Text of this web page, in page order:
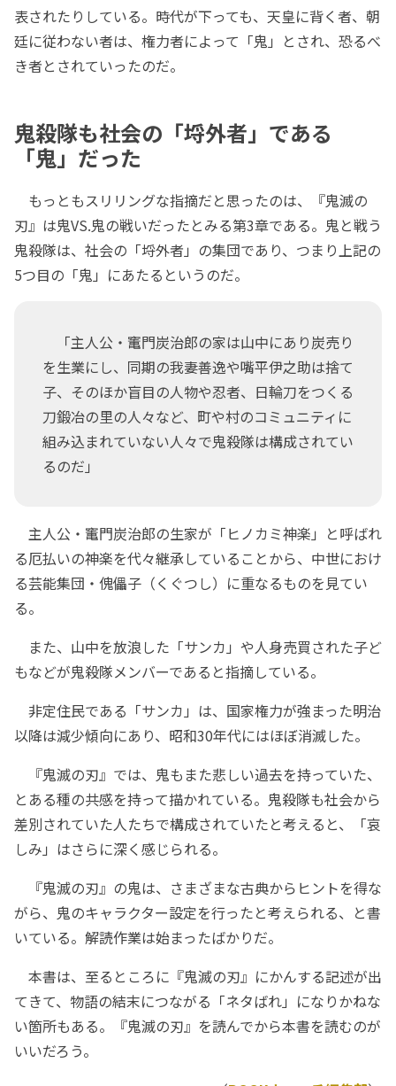
表されたりしている。時代が下っても、天皇に背く者、朝
廷に従わない者は、権力者によって「鬼」とされ、恐るべ
き者とされていったのだ。
鬼殺隊も社会の「埒外者」である
「鬼」だった
もっともスリリングな指摘だと思ったのは、『鬼滅の
刃』は鬼VS.鬼の戦いだったとみる第3章である。鬼と戦う
鬼殺隊は、社会の「埒外者」の集団であり、つまり上記の
5つ目の「鬼」にあたるというのだ。
「主人公・竃門炭治郎の家は山中にあり炭売り
を生業にし、同期の我妻善逸や嘴平伊之助は捨て
子、そのほか盲目の人物や忍者、日輪刀をつくる
刀鍛冶の里の人々など、町や村のコミュニティに
組み込まれていない人々で鬼殺隊は構成されてい
るのだ」
主人公・竃門炭治郎の生家が「ヒノカミ神楽」と呼ばれ
る厄払いの神楽を代々継承していることから、中世におけ
る芸能集団・傀儡子（くぐつし）に重なるものを見てい
る。
また、山中を放浪した「サンカ」や人身売買された子ど
もなどが鬼殺隊メンバーであると指摘している。
非定住民である「サンカ」は、国家権力が強まった明治
以降は減少傾向にあり、昭和30年代にはほぼ消滅した。
『鬼滅の刃』では、鬼もまた悲しい過去を持っていた、
とある種の共感を持って描かれている。鬼殺隊も社会から
差別されていた人たちで構成されていたと考えると、「哀
しみ」はさらに深く感じられる。
『鬼滅の刃』の鬼は、さまざまな古典からヒントを得な
がら、鬼のキャラクター設定を行ったと考えられる、と書
いている。解読作業は始まったばかりだ。
本書は、至るところに『鬼滅の刃』にかんする記述が出
てきて、物語の結末につながる「ネタばれ」になりかねな
い箇所もある。『鬼滅の刃』を読んでから本書を読むのが
いいだろう。